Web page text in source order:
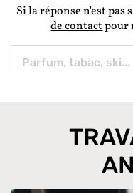
Si la réponse n'est
de contactpour